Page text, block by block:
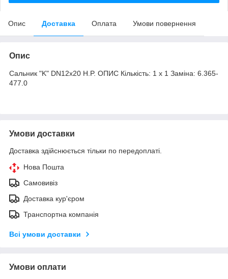
Опис Доставка Оплата Умови повернення
Опис
Сальник "K" DN12x20 H.P. ОПИС Кількість: 1 x 1 Заміна: 6.365-
477.0
Умови доставки
Доставка здійснюється тільки по передоплаті.
Нова Пошта
Самовивіз
Доставка кур'єром
Транспортна компанія
Всі умови доставки
Умови оплати